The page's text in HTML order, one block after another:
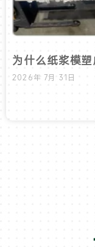
为什么纸浆模
2026年 7月 31日